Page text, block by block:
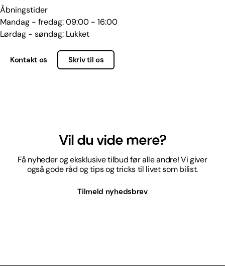
Åbningstider
Mandag - fredag: 09:00 - 16:00
Lørdag - søndag: Lukket
Kontakt os Skriv til os
Vil du vide mere?
Få nyheder og eksklusive tilbud før alle andre! Vi giver
også gode råd og tips og tricks til livet som bilist.
Tilmeld nyhedsbrev